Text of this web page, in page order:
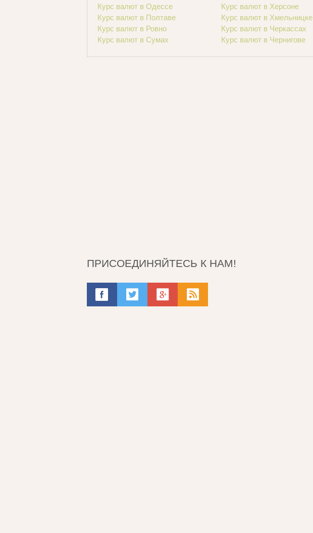
Курс валют в Одессе
Курс валют в Полтаве
Курс валют в Ровно
Курс валют в Сумах
Курс валют в Херсоне
Курс валют в Хмельницке
Курс валют в Черкассах
Курс валют в Чернигове
ПРИСОЕДИНЯЙТЕСЬ К НАМ!